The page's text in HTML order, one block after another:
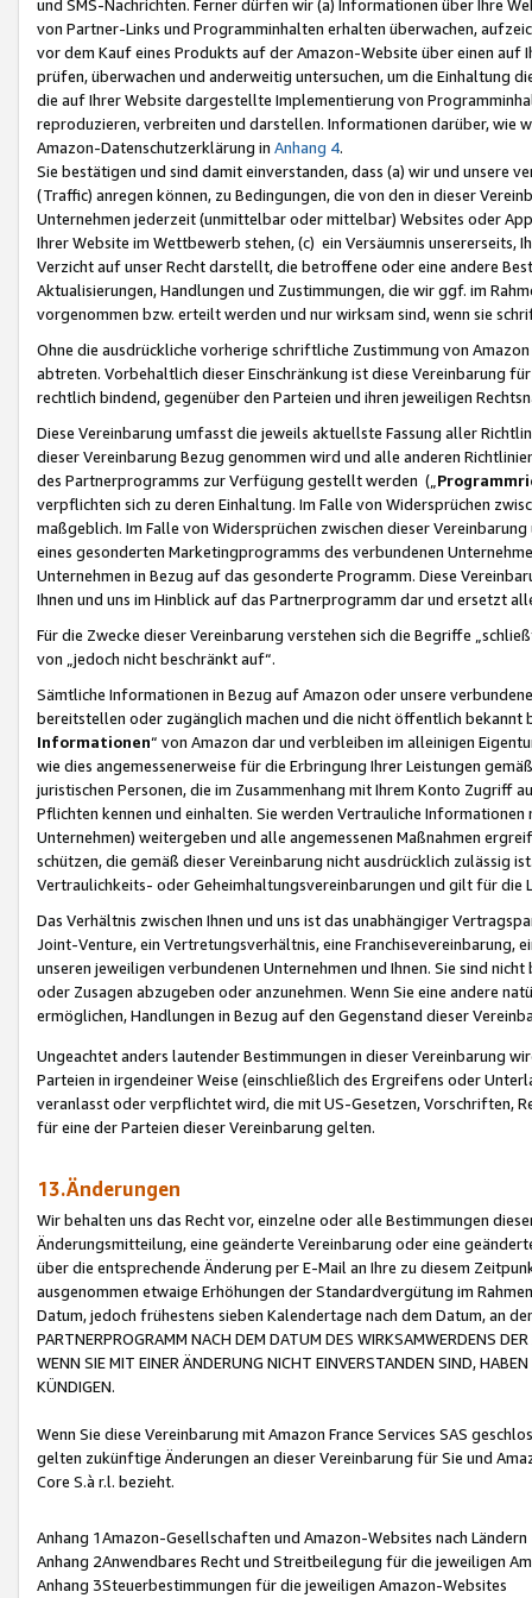
und SMS-Nachrichten. Ferner dürfen wir (a) Informationen über Ihre
von Partner-Links und Programminhalten erhalten überwachen,
vor dem Kauf eines Produkts auf der Amazon-Website über einen
prüfen, überwachen und anderweitig untersuchen, um die Einhaltung
die auf Ihrer Website dargestellte Implementierung von
reproduzieren, verbreiten und darstellen. Informationen darüber, wie
Amazon-Datenschutzerklärung in Anhang 4.
Sie bestätigen und sind damit einverstanden, dass (a) wir und
(Traffic) anregen können, zu Bedingungen, die von den in dieser
Unternehmen jederzeit (unmittelbar oder mittelbar) Websites oder
Ihrer Website im Wettbewerb stehen, (c) ein Versäumnis unsererseits,
Verzicht auf unser Recht darstellt, die betroffene oder eine andere
Aktualisierungen, Handlungen und Zustimmungen, die wir ggf. im
vorgenommen bzw. erteilt werden und nur wirksam sind, wenn sie
Ohne die ausdrückliche vorherige schriftliche Zustimmung von
abtreten. Vorbehaltlich dieser Einschränkung ist diese Vereinbarung
rechtlich bindend, gegenüber den Parteien und ihren jeweiligen
Diese Vereinbarung umfasst die jeweils aktuellste Fassung aller
dieser Vereinbarung Bezug genommen wird und alle anderen
des Partnerprogramms zur Verfügung gestellt werden („
verpflichten sich zu deren Einhaltung. Im Falle von Widersprüchen
maßgeblich. Im Falle von Widersprüchen zwischen dieser
eines gesonderten Marketingprogramms des verbundenen
Unternehmen in Bezug auf das gesonderte Programm. Diese
Ihnen und uns im Hinblick auf das Partnerprogramm dar und ersetzt
Für die Zwecke dieser Vereinbarung verstehen sich die Begriffe
von „jedoch nicht beschränkt auf“.
Sämtliche Informationen in Bezug auf Amazon oder unsere
bereitstellen oder zugänglich machen und die nicht öffentlich
Informationen“ von Amazon dar und verbleiben im alleinigen
wie dies angemessenerweise für die Erbringung Ihrer Leistungen
juristischen Personen, die im Zusammenhang mit Ihrem Konto
Pflichten kennen und einhalten. Sie werden Vertrauliche
Unternehmen) weitergeben und alle angemessenen Maßnahmen
schützen, die gemäß dieser Vereinbarung nicht ausdrücklich zulässig
Vertraulichkeits- oder Geheimhaltungsvereinbarungen und gilt für die
Das Verhältnis zwischen Ihnen und uns ist das unabhängiger
Joint-Venture, ein Vertretungsverhältnis, eine Franchisevereinbarung,
unseren jeweiligen verbundenen Unternehmen und Ihnen. Sie sind
oder Zusagen abzugeben oder anzunehmen. Wenn Sie eine andere
ermöglichen, Handlungen in Bezug auf den Gegenstand dieser
Ungeachtet anders lautender Bestimmungen in dieser Vereinbarung
Parteien in irgendeiner Weise (einschließlich des Ergreifens oder
veranlasst oder verpflichtet wird, die mit US-Gesetzen, Vorschriften,
für eine der Parteien dieser Vereinbarung gelten.
13.Änderungen
Wir behalten uns das Recht vor, einzelne oder alle Bestimmungen
Änderungsmitteilung, eine geänderte Vereinbarung oder eine
über die entsprechende Änderung per E-Mail an Ihre zu diesem
ausgenommen etwaige Erhöhungen der Standardvergütung im
Datum, jedoch frühestens sieben Kalendertage nach dem Datum, an
PARTNERPROGRAMM NACH DEM DATUM DES WIRKSAMWERDENS
WENN SIE MIT EINER ÄNDERUNG NICHT EINVERSTANDEN SIND,
KÜNDIGEN.
Wenn Sie diese Vereinbarung mit Amazon France Services SAS
gelten zukünftige Änderungen an dieser Vereinbarung für Sie und
Core S.à r.l. bezieht.
Anhang 1Amazon-Gesellschaften und Amazon-Websites nach Ländern
Anhang 2Anwendbares Recht und Streitbeilegung für die jeweiligen
Anhang 3Steuerbestimmungen für die jeweiligen Amazon-Websites